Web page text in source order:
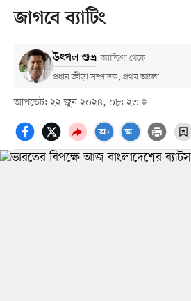
জাগবে ব্যাটিং
উৎপল শুভ্র অ্যান্টিগা থেকে
প্রধান ক্রীড়া সম্পাদক, প্রথম আলো
আপডেট: ২২ জুন ২০২৪, ০৮: ২৩